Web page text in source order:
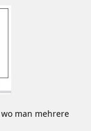
man mehrere